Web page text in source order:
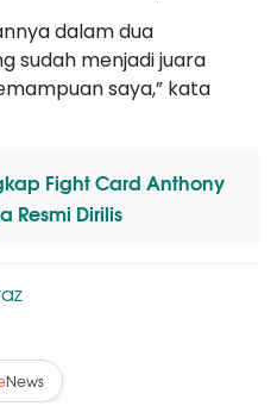
dalam dua
sudah menjadi juara
saya,” kata
Fight Card Anthony
Resmi Dirilis
News